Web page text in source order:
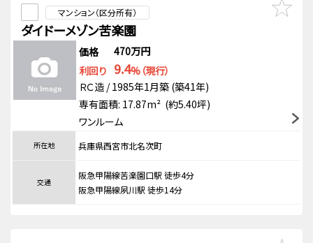
マンション（区分所有）
ダイドーメゾン苦楽園
価格
470万円
利回り 9.4%（現行）
ＲＣ造 / 1985年1月築 (築41年)
専有面積: 17.87m² (約5.40坪)
ワンルーム
所在地 兵庫県西宮市北名次町
交通
阪急甲陽線苦楽園口駅 徒歩4分
阪急甲陽線夙川駅 徒歩14分